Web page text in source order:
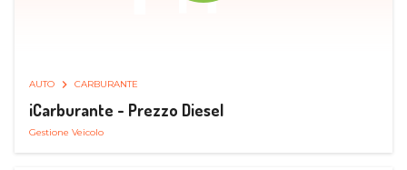
AUTO CARBURANTE
iCarburante - Prezzo Diesel
Gestione Veicolo